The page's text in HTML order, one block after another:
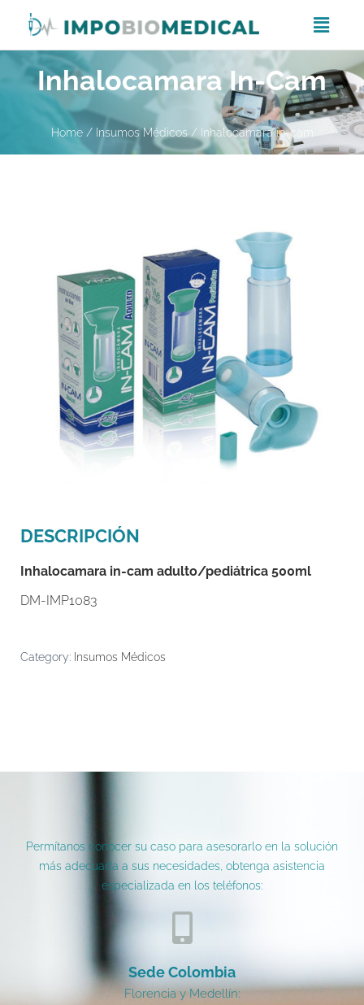
Inhalocamara In-Cam
Home/ Insumos Médicos / Inhalocamara in-cam
DESCRIPCIÓN
Inhalocamara in-cam adulto/pediátrica 500ml
DM-IMP1083
Category: Insumos Médicos
Permítanos conocer su caso para asesorarlo en la solución
más adecuada a sus necesidades, obtenga asistencia
especializada en los teléfonos:
Sede Colombia
Florencia y Medellín: